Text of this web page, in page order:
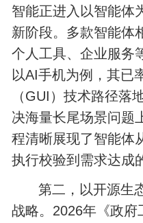
智能正进入以智能体
新阶段。多款智能体
个人工具、企业服务
以AI手机为例，其已
（GUI）技术路径落
决海量长尾场景问题
程清晰展现了智能体
执行校验到需求达成
第二，以开源生
战略。2026年《政府